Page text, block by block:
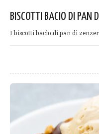
BISCOTTI BACIO DI PAN
I biscotti bacio di pan di